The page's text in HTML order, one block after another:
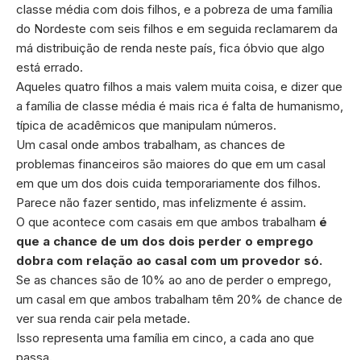
classe média com dois filhos, e a pobreza de uma família
do Nordeste com seis filhos e em seguida reclamarem da
má distribuição de renda neste país, fica óbvio que algo
está errado.
Aqueles quatro filhos a mais valem muita coisa, e dizer que
a família de classe média é mais rica é falta de humanismo,
típica de acadêmicos que manipulam números.
Um casal onde ambos trabalham, as chances de
problemas financeiros são maiores do que em um casal
em que um dos dois cuida temporariamente dos filhos.
Parece não fazer sentido, mas infelizmente é assim.
O que acontece com casais em que ambos trabalham é
que a chance de um dos dois perder o emprego
dobra com relação ao casal com um provedor só.
Se as chances são de 10% ao ano de perder o emprego,
um casal em que ambos trabalham têm 20% de chance de
ver sua renda cair pela metade.
Isso representa uma família em cinco, a cada ano que
passa.